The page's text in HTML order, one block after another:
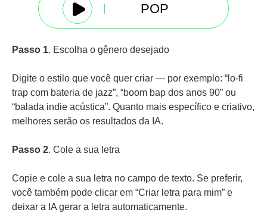
POP
Passo 1. Escolha o gênero desejado
Digite o estilo que você quer criar — por exemplo: “lo-fi
trap com bateria de jazz”, “boom bap dos anos 90” ou
“balada indie acústica”. Quanto mais específico e criativo,
melhores serão os resultados da IA.
Passo 2. Cole a sua letra
Copie e cole a sua letra no campo de texto. Se preferir,
você também pode clicar em “Criar letra para mim” e
deixar a IA gerar a letra automaticamente.